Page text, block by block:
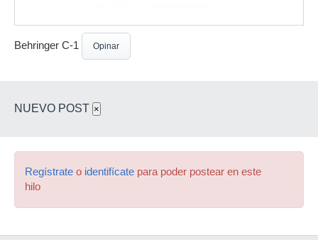
Behringer C-1 Opinar
NUEVO POST ×
Regístrate o identifícate para poder postear en este
hilo